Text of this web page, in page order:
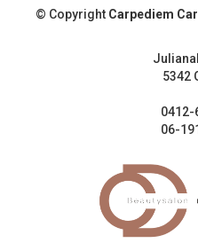
© Copyright Carpediem
5342
0412-
06-